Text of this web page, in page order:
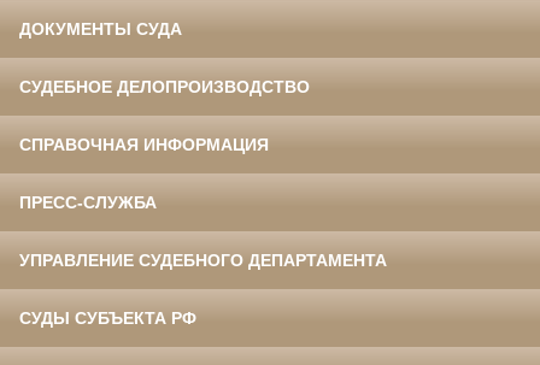
ДОКУМЕНТЫ СУДА
СУДЕБНОЕ ДЕЛОПРОИЗВОДСТВО
СПРАВОЧНАЯ ИНФОРМАЦИЯ
ПРЕСС-СЛУЖБА
УПРАВЛЕНИЕ СУДЕБНОГО ДЕПАРТАМЕНТА
СУДЫ СУБЪЕКТА РФ